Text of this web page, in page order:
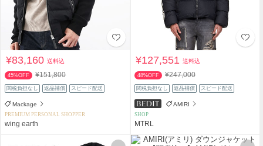
¥83,160送料込
45%OFF ¥151,800
関税負担なし 返品補償 スピード配送
Mackage
PREMIUM PERSONAL SHOPPER
wing earth
¥127,551送料込
48%OFF ¥247,000
関税負担なし 返品補償 スピード配送
AMIRI
SHOP
MTRL